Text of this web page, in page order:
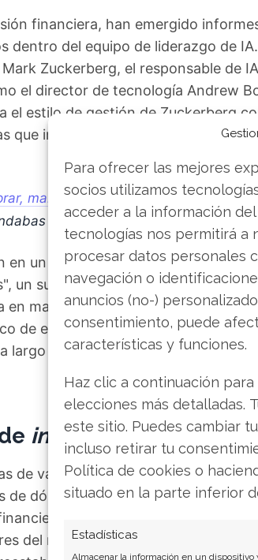
Para ofrecer las mejores
socios utilizamos
acceder a la información
tecnologías nos permitirá a
procesar datos personales
navegación o
anuncios (no-)
consentimiento, puede
características y funciones.
Haz clic a continuación
elecciones más detalladas.
este sitio. Puedes cambiar
incluso retirar tu
Política de cookies o
situado en la parte inferior
Estadísticas
Almacenar la información en un
financiera, han emergido
dentro del equipo de liderazgo de
Zuckerberg, el responsable de
el director de tecnología Andrew
el estilo de gestión de Zuckerberg
que internamente se cuestionarían
mantener o vender? Descarga
buscando.
en un período especialmente
un superordenador de inteligencia
en marcha está programada para
de este y otros centros de datos,
largo plazo que, según se informa,
insidersy
de valores por parte de altos
de dólares, han captado la atención.
Susan Li y el propio CTO
del mercado matizan que estas